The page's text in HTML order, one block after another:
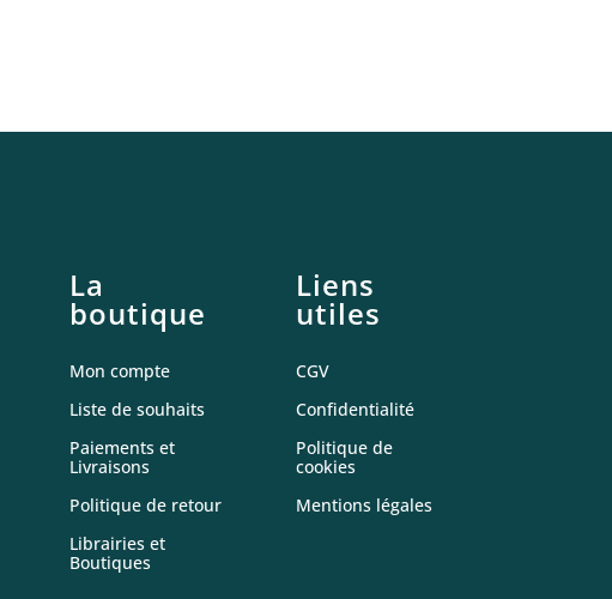
La
boutique
Mon compte
Liste de souhaits
Paiements et
Livraisons
Politique de retour
Librairies et
Boutiques
Liens
utiles
CGV
Confidentialité
Politique de
cookies
Mentions légales